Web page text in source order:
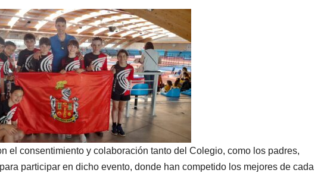
el consentimiento y colaboración tanto del Colegio, como los padres,
participar en dicho evento, donde han competido los mejores de cada